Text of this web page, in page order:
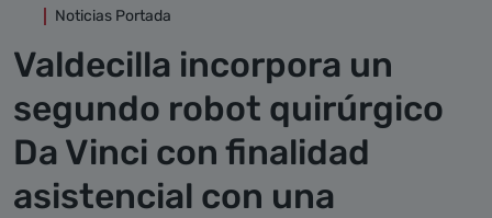
Noticias Portada
Valdecilla incorpora un
segundo robot quirúrgico
Da Vinci con finalidad
asistencial con una